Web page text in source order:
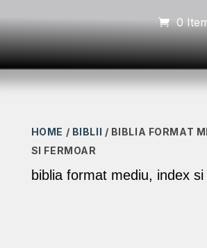
0
HOME / BIBLII / BIBLIA FORMAT
SI FERMOAR
biblia format mediu, index